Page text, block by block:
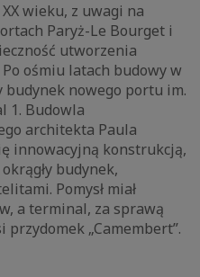
wieku, z uwagi na
Paryż-Le Bourget i
utworzenia
ośmiu latach budowy w
budynek nowego portu im.
1. Budowla
architekta Paula
innowacyjną konstrukcją,
budynek,
Pomysł miał
a terminal, za sprawą
przydomek „Camembert”.